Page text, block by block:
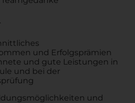
und Erfolgsprämien
und gute Leistungen in
und bei der
und